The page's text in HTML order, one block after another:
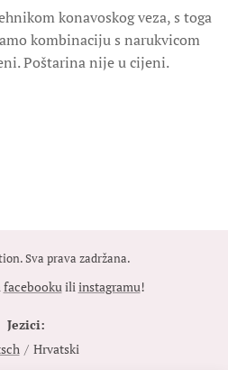
konavoskog veza, s toga
kombinaciju s narukvicom
Poštarina nije u cijeni.
Sva prava zadržana.
facebookuiliinstagramu!
Jezici
Hrvatski